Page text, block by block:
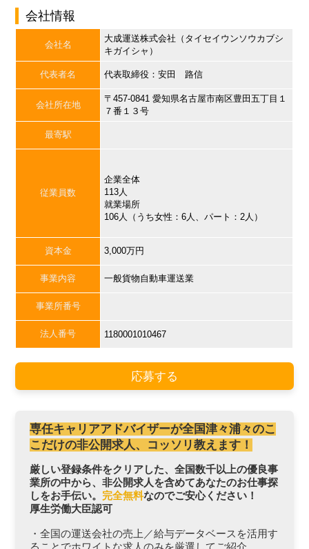
会社情報
会社名
大成運送株式会社（タイセイウンソウカブシ
キガイシャ）
代表者名 代表取締役：安田 路信
会社所在地
〒457-0841 愛知県名古屋市南区豊田五丁目１
７番１３号
最寄駅
従業員数
企業全体
113人
就業場所
106人（うち女性：6人、パート：2人）
資本金 3,000万円
事業内容 一般貨物自動車運送業
事業所番号
法人番号 1180001010467
応募する
専任キャリアアドバイザーが全国津々浦々のこ
こだけの非公開求人、コッソリ教えます！
厳しい登録条件をクリアした、全国数千以上の優良事
業所の中から、非公開求人を含めてあなたのお仕事探
しをお手伝い。 完全無料なのでご安心ください！
厚生労働大臣認可
・全国の運送会社の売上／給与データベースを活用す
ることでホワイトな求人のみを厳選してご紹介